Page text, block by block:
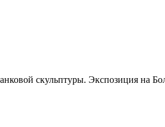
скульптуры. Экспозиция на